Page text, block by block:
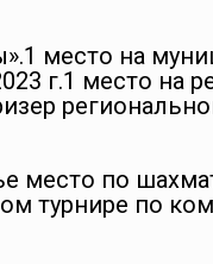
место на
г.1 место на
место по
турнире по